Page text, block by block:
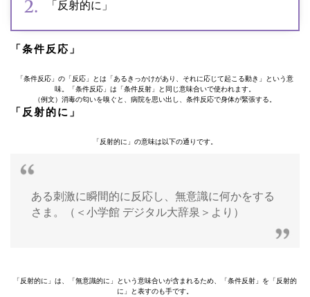
「反射的に」
「条件反応」
「条件反応」の「反応」とは「あるきっかけがあり、それに応じて起こる動き」という意
味。「条件反応」は「条件反射」と同じ意味合いで使われます。
（例文）消毒の匂いを嗅ぐと、病院を思い出し、条件反応で身体が緊張する。
「反射的に」
「反射的に」の意味は以下の通りです。
ある刺激に瞬間的に反応し、無意識に何かをする
さま。（＜小学館 デジタル大辞泉＞より）
「反射的に」は、「無意識的に」という意味合いが含まれるため、「条件反射」を「反射的
に」と表すのも手です。